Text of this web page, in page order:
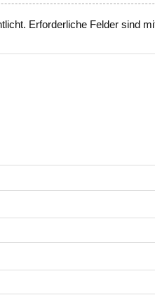
Erforderliche Felder sind